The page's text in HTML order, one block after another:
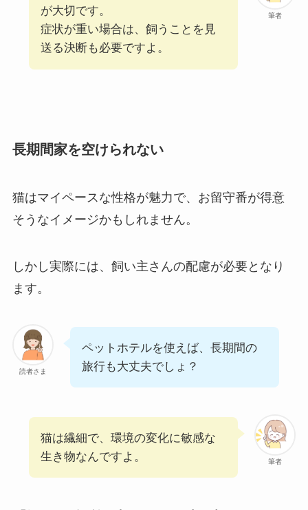
筆者
が大切です。
症状が重い場合は、飼うことを見
送る決断も必要ですよ。
長期間家を空けられない
猫はマイペースな性格が魅力で、お留守番が得意
そうなイメージかもしれません。
しかし実際には、飼い主さんの配慮が必要となり
ます。
読者さま
ペットホテルを使えば、長期間の
旅行も大丈夫でしょ？
筆者
猫は繊細で、環境の変化に敏感な
生き物なんですよ。